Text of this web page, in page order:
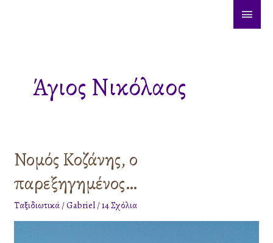
Άγιος Νικόλαος
Νομός Κοζάνης, ο
παρεξηγημένος…
Ταξιδιωτικά/Gabriel/14 Σχόλια
Νομός
Κοζάνης,
ο
παρεξηγημένος…